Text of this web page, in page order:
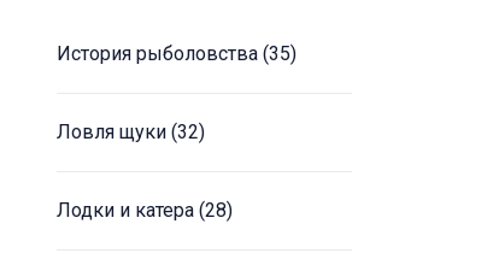
История рыболовства (35)
Ловля щуки (32)
Лодки и катера (28)